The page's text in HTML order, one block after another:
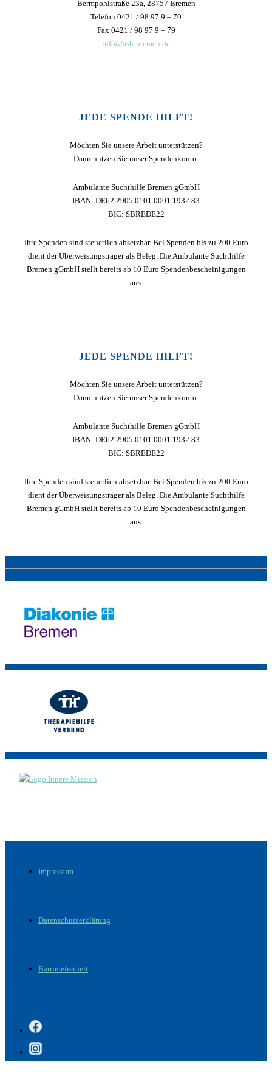
Bermpohlstraße 23a, 28757 Bremen
Telefon 0421 / 98 97 9 – 70
Fax 0421 / 98 97 9 – 79
info@ash-bremen.de
JEDE SPENDE HILFT!
Möchten Sie unsere Arbeit unterstützen?
Dann nutzen Sie unser Spendenkonto.
Ambulante Suchthilfe Bremen gGmbH
IBAN: DE62 2905 0101 0001 1932 83
BIC: SBREDE22
Ihre Spenden sind steuerlich absetzbar. Bei Spenden bis zu 200 Euro
dient der Überweisungsträger als Beleg. Die Ambulante Suchthilfe
Bremen gGmbH stellt bereits ab 10 Euro Spendenbescheinigungen
aus.
JEDE SPENDE HILFT!
Möchten Sie unsere Arbeit unterstützen?
Dann nutzen Sie unser Spendenkonto.
Ambulante Suchthilfe Bremen gGmbH
IBAN: DE62 2905 0101 0001 1932 83
BIC: SBREDE22
Ihre Spenden sind steuerlich absetzbar. Bei Spenden bis zu 200 Euro
dient der Überweisungsträger als Beleg. Die Ambulante Suchthilfe
Bremen gGmbH stellt bereits ab 10 Euro Spendenbescheinigungen
aus.
Menü
Impressum
Datenschutzerklärung
Barrierefreiheit